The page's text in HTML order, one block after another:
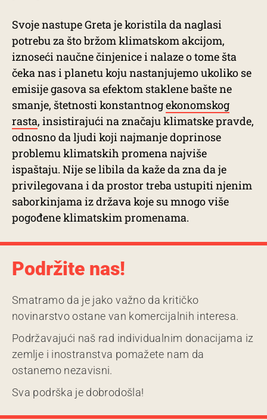
Svoje nastupe Greta je koristila da naglasi
potrebu za što bržom klimatskom akcijom,
iznoseći naučne činjenice i nalaze o tome šta
čeka nas i planetu koju nastanjujemo ukoliko se
emisije gasova sa efektom staklene bašte ne
smanje, štetnosti konstantnogekonomskog
rasta, insistirajući na značaju klimatske pravde,
odnosno da ljudi koji najmanje doprinose
problemu klimatskih promena najviše
ispaštaju. Nije se libila da kaže da zna da je
privilegovana i da prostor treba ustupiti njenim
saborkinjama iz država koje su mnogo više
pogođene klimatskim promenama.
Podržite nas!
Smatramo da je jako važno da kritičko
novinarstvo ostane van komercijalnih interesa.
Podržavajući naš rad individualnim donacijama iz
zemlje i inostranstva pomažete nam da
ostanemo nezavisni.
Sva podrška je dobrodošla!